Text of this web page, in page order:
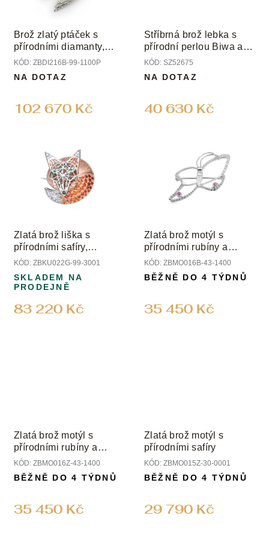
k
ů
o
d
u
k
ů
Brož zlatý ptáček s
přírodními diamanty,
safírem a perlou Biwa
KÓD: ZBDI216B-99-1100P
102 670 Kč
NA DOTAZ
Stříbrná brož lebka s
přírodní perlou Biwa a
diamanty
KÓD: SZ52675
40 630 Kč
NA DOTAZ
Zlatá brož liška s
přírodními safíry,
tsavority a diamanty
KÓD: ZBKU022G-99-3001
83 220 Kč
SKLADEM NA
PRODEJNĚ
Zlatá brož motýl s
přírodními rubíny a
diamanty
KÓD: ZBMO016B-43-1400
35 450 Kč
BĚŽNĚ DO 4 TÝDNŮ
Zlatá brož motýl s
přírodními rubíny a
diamanty
KÓD: ZBMO016Z-43-1400
35 450 Kč
BĚŽNĚ DO 4 TÝDNŮ
Zlatá brož motýl s
přírodními safíry
KÓD: ZBMO015Z-30-0001
29 790 Kč
BĚŽNĚ DO 4 TÝDNŮ